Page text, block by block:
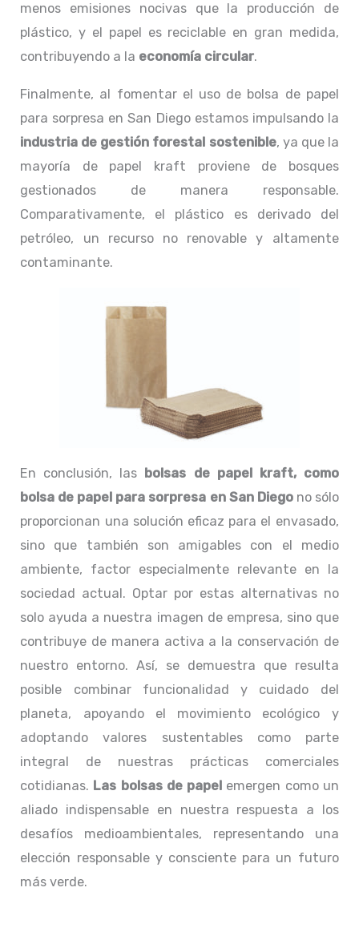
menos emisiones nocivas que la producción de
plástico, y el papel es reciclable en gran medida,
contribuyendo a la economía circular.
Finalmente, al fomentar el uso de bolsa de papel
para sorpresa en San Diego estamos impulsando la
industria de gestión forestal sostenible, ya que la
mayoría de papel kraft proviene de bosques
gestionados de manera responsable.
Comparativamente, el plástico es derivado del
petróleo, un recurso no renovable y altamente
contaminante.
En conclusión, las bolsas de papel kraft, como
bolsa de papel para sorpresa en San Diegono sólo
proporcionan una solución eficaz para el envasado,
sino que también son amigables con el medio
ambiente, factor especialmente relevante en la
sociedad actual. Optar por estas alternativas no
solo ayuda a nuestra imagen de empresa, sino que
contribuye de manera activa a la conservación de
nuestro entorno. Así, se demuestra que resulta
posible combinar funcionalidad y cuidado del
planeta, apoyando el movimiento ecológico y
adoptando valores sustentables como parte
integral de nuestras prácticas comerciales
cotidianas. Las bolsas de papel emergen como un
aliado indispensable en nuestra respuesta a los
desafíos medioambientales, representando una
elección responsable y consciente para un futuro
más verde.